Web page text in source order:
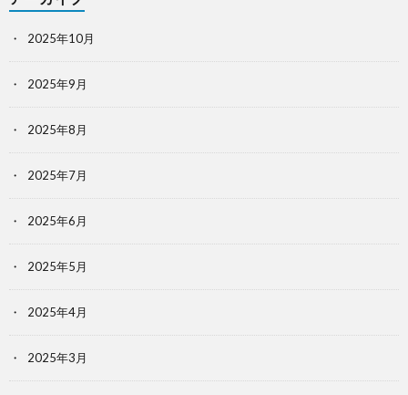
2025年10月
2025年9月
2025年8月
2025年7月
2025年6月
2025年5月
2025年4月
2025年3月